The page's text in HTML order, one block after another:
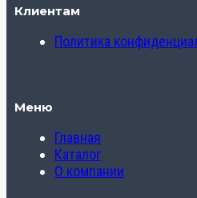
Клиентам
Политика
Меню
Главная
Каталог
О компании